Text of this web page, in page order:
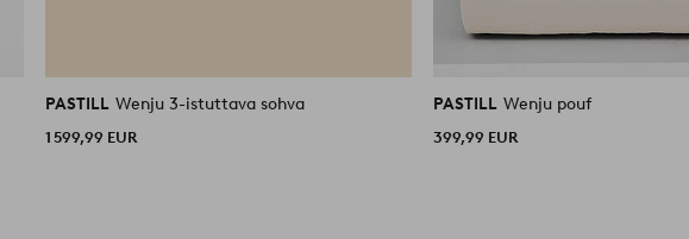
PASTILL Wenju 3-istuttava sohva
1 599,99 EUR
PASTILL Wenju pouf
399,99 EUR